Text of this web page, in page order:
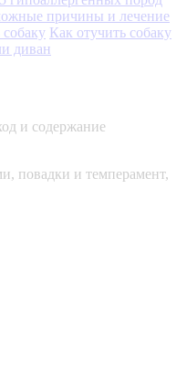
причины и лечение
Как отучить собаку
диван
и содержание
повадки и темперамент,